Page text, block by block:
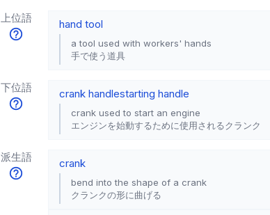
上位語
hand tool
a tool used with workers' hands
手で使う道具
下位語 crank handlestarting handle
crank used to start an engine
エンジンを始動するために使用されるクランク
派生語 crank
bend into the shape of a crank
クランクの形に曲げる